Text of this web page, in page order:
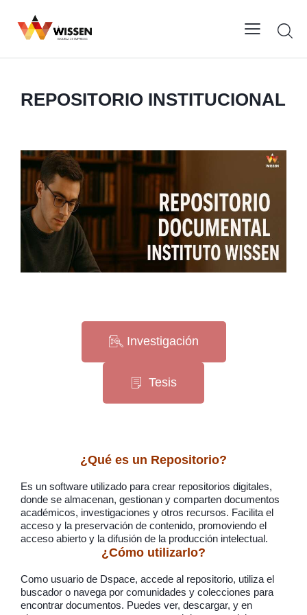
REPOSITORIO INSTITUCIONAL
Investigación
Tesis
¿Qué es un Repositorio?
Es un software utilizado para crear repositorios digitales,
donde se almacenan, gestionan y comparten documentos
académicos, investigaciones y otros recursos. Facilita el
acceso y la preservación de contenido, promoviendo el
acceso abierto y la difusión de la producción intelectual.
¿Cómo utilizarlo?
Como usuario de Dspace, accede al repositorio, utiliza el
buscador o navega por comunidades y colecciones para
encontrar documentos. Puedes ver, descargar, y en